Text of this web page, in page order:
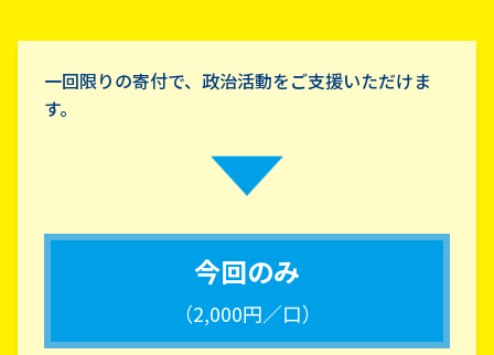
一回限りの寄付で、政治活動をご支援いただけま
す。
今回のみ
（2,000円／口）